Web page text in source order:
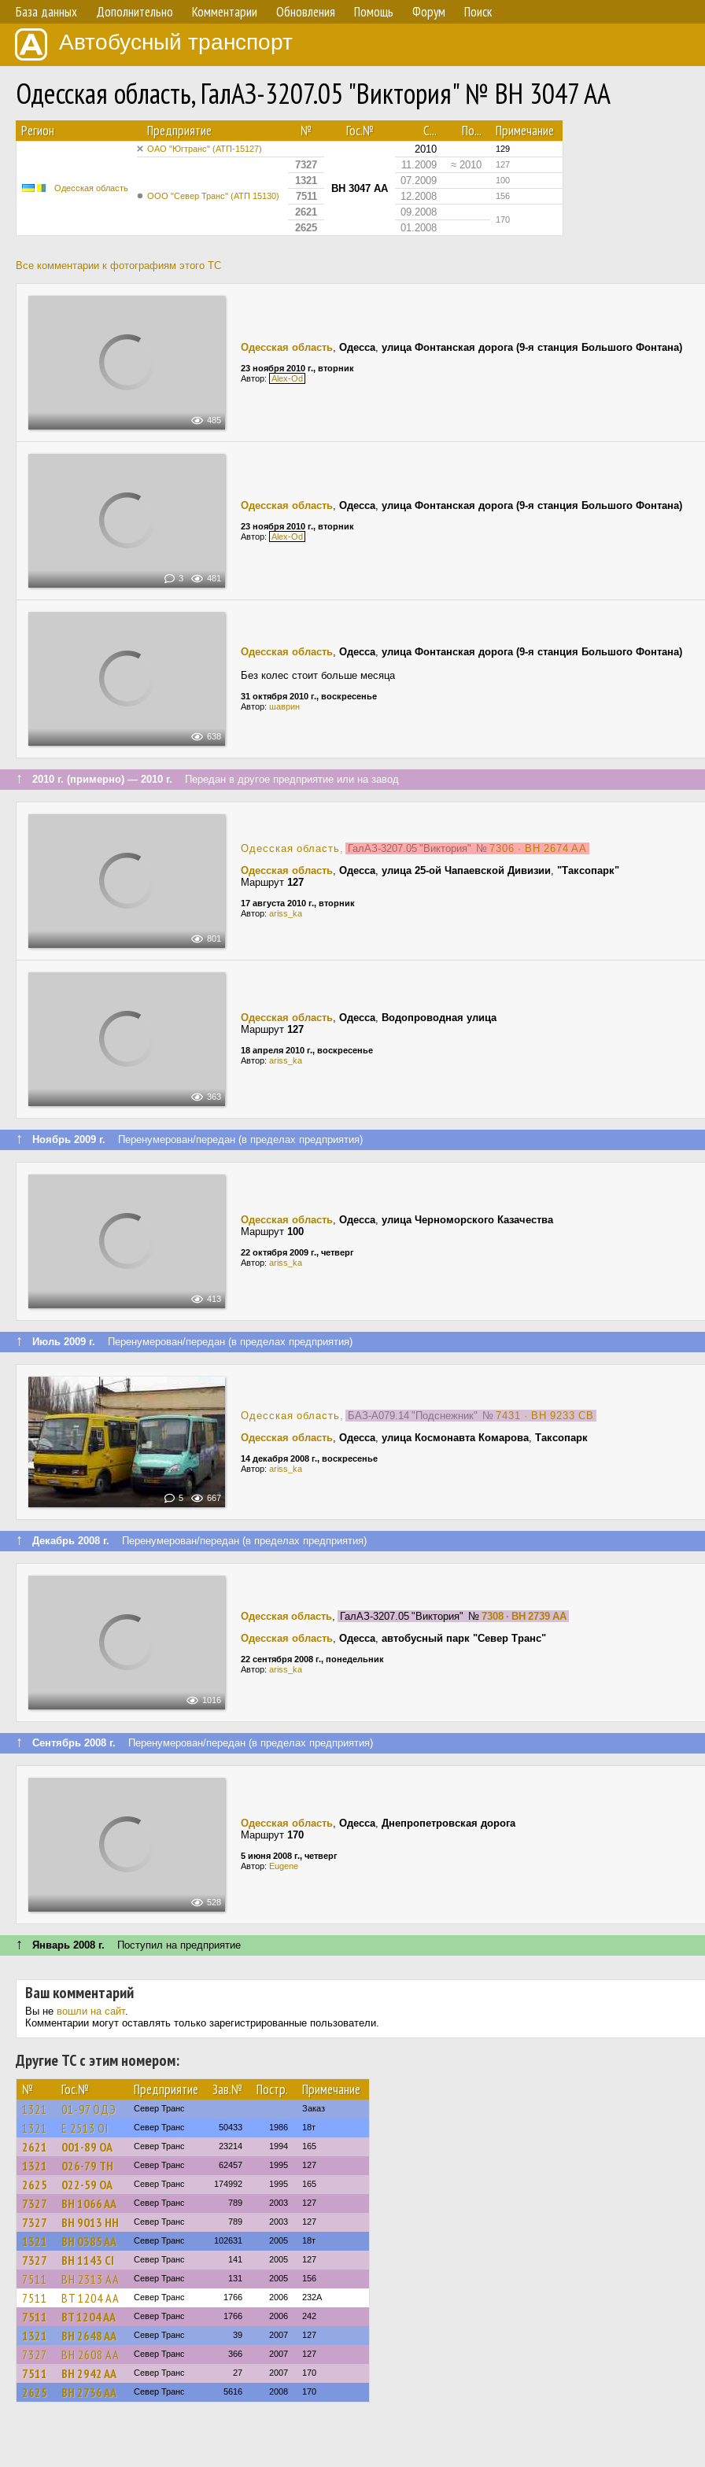
База данных Дополнительно Комментарии Обновления Помощь Форум Поиск
Автобусный транспорт
Одесская область, ГалАЗ-3207.05 "Виктория" № BH 3047 AA
Регион Предприятие № Гос.№ С... По... Примечание
Одесская область
ОАО "Югтранс" (АТП-15127)
BH 3047 AA
2010 129
ООО "Север Транс" (АТП 15130)
7327 11.2009 ≈ 2010 127
1321 07.2009 100
7511 12.2008 156
2621 09.2008
170
2625 01.2008
Все комментарии к фотографиям этого ТС
485
Одесская область, Одесса, улица Фонтанская дорога (9-я станция Большого Фонтана)
23 ноября 2010 г., вторник
Автор: Alex-Od
3 481
Одесская область, Одесса, улица Фонтанская дорога (9-я станция Большого Фонтана)
23 ноября 2010 г., вторник
Автор: Alex-Od
638
Одесская область, Одесса, улица Фонтанская дорога (9-я станция Большого Фонтана)
Без колес стоит больше месяца
31 октября 2010 г., воскресенье
Автор: шаврин
↑ 2010 г. (примерно) — 2010 г. Передан в другое предприятие или на завод
801
Одесская область, ГалАЗ-3207.05 "Виктория" № 7306 · BH 2674 AA
Одесская область, Одесса, улица 25-ой Чапаевской Дивизии, "Таксопарк"
Маршрут 127
17 августа 2010 г., вторник
Автор: ariss_ka
363
Одесская область, Одесса, Водопроводная улица
Маршрут 127
18 апреля 2010 г., воскресенье
Автор: ariss_ka
↑ Ноябрь 2009 г. Перенумерован/передан (в пределах предприятия)
413
Одесская область, Одесса, улица Черноморского Казачества
Маршрут 100
22 октября 2009 г., четверг
Автор: ariss_ka
↑ Июль 2009 г. Перенумерован/передан (в пределах предприятия)
5 667
Одесская область, БАЗ-А079.14 "Подснежник" № 7431 · BH 9233 CB
Одесская область, Одесса, улица Космонавта Комарова, Таксопарк
14 декабря 2008 г., воскресенье
Автор: ariss_ka
↑ Декабрь 2008 г. Перенумерован/передан (в пределах предприятия)
1016
Одесская область, ГалАЗ-3207.05 "Виктория" № 7308 · BH 2739 AA
Одесская область, Одесса, автобусный парк "Север Транс"
22 сентября 2008 г., понедельник
Автор: ariss_ka
↑ Сентябрь 2008 г. Перенумерован/передан (в пределах предприятия)
528
Одесская область, Одесса, Днепропетровская дорога
Маршрут 170
5 июня 2008 г., четверг
Автор: Eugene
↑ Январь 2008 г. Поступил на предприятие
Ваш комментарий
Вы не вошли на сайт.
Комментарии могут оставлять только зарегистрированные пользователи.
Другие ТС с этим номером:
№ Гос.№ Предприятие Зав.№ Постр. Примечание
1321 01-97 ОДЭ Север Транс Заказ
1321 Е 2513 ОІ Север Транс 50433 1986 18т
2621 001-89 ОА Север Транс 23214 1994 165
1321 026-79 ТН Север Транс 62457 1995 127
2625 022-59 ОА Север Транс 174992 1995 165
7327 BH 1066 AA Север Транс 789 2003 127
7327 BH 9013 HH Север Транс 789 2003 127
1321 BH 0385 AA Север Транс 102631 2005 18т
7327 BH 1143 CI Север Транс 141 2005 127
7511 BH 2313 AA Север Транс 131 2005 156
7511 BT 1204 AA Север Транс 1766 2006 232А
7511 BT 1204 AA Север Транс 1766 2006 242
1321 BH 2648 AA Север Транс 39 2007 127
7327 BH 2608 AA Север Транс 366 2007 127
7511 BH 2942 AA Север Транс 27 2007 170
2625 BH 2736 AA Север Транс 5616 2008 170